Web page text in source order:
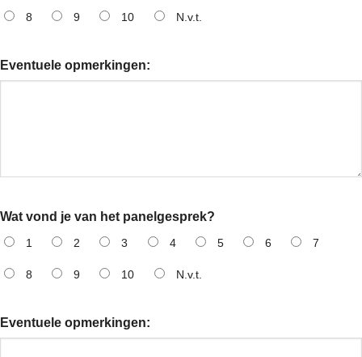
8 9 10 N.v.t.
Eventuele opmerkingen:
Wat vond je van het panelgesprek?
1 2 3 4 5 6 7
8 9 10 N.v.t.
Eventuele opmerkingen: